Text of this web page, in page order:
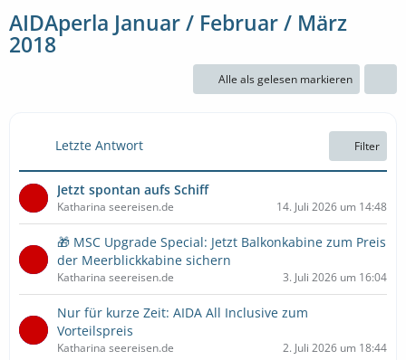
AIDAperla Januar / Februar / März
2018
Alle als gelesen markieren
Letzte Antwort Filter
Jetzt spontan aufs Schiff
Katharina seereisen.de 14. Juli 2026 um 14:48
🎁 MSC Upgrade Special: Jetzt Balkonkabine zum Preis
der Meerblickkabine sichern
Katharina seereisen.de 3. Juli 2026 um 16:04
Nur für kurze Zeit: AIDA All Inclusive zum
Vorteilspreis
Katharina seereisen.de 2. Juli 2026 um 18:44